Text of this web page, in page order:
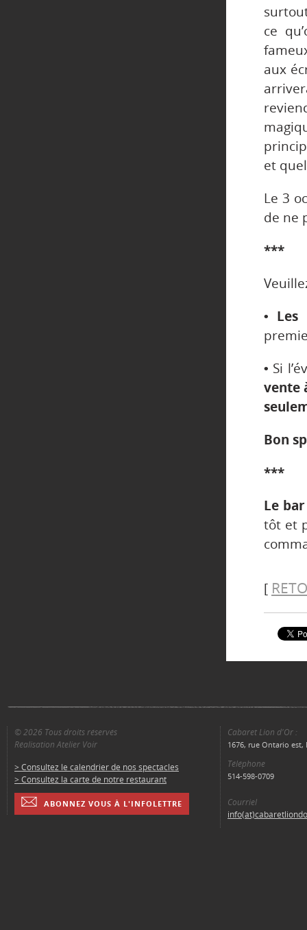
ce
aux
et
Le 3
de ne
***
• Les
• Si
vente
Bon
***
Le
tôt et
[
© 2026 Tous droits réservés
Réalisation Atelier Voir
> Consultez le calendrier de nos spectacles
> Consultez la carte de notre restaurant
ABONNEZ VOUS À L'INFOLETTRE
Cabaret Lion d'Or :
1676, rue Ontario est,
Téléphone
514-598-0709
Courriel